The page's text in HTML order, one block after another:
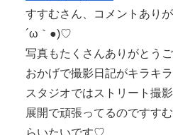
すすむさん、コメントあり
´ω｀●)♡
写真もたくさんありがとう
おかげで撮影日記がキラキ
スタジオではストリート撮
展開で頑張ってるのですす
らいたいです♡